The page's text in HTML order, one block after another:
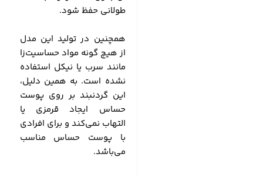
طولانی حفظ شود.
همچنین در تولید این مدل
از هیچ گونه مواد حساسیت‌زا
مانند سرب یا نیکل استفاده
نشده است. به همین دلیل،
این گردنبند بر روی پوست
حساس ایجاد قرمزی یا
التهاب نمی‌کند و برای افرادی
با پوست حساس مناسب
می‌باشد.